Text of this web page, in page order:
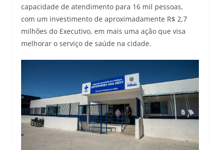
capacidade de atendimento para 16 mil pessoas,
com um investimento de aproximadamente R$ 2,7
milhões do Executivo, em mais uma ação que visa
melhorar o serviço de saúde na cidade.